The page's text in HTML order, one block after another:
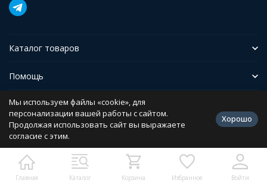
Главная Каталог Корзина Избранное Войти
Каталог товаров
Помощь
Иформация
Политика персональных данных
Разработано в
bodysite.ru
Мы используем файлы «cookie», для
персонализации вашей работы с сайтом.
Продолжая использовать сайт вы выражаете
согласие с этим.
Хорошо